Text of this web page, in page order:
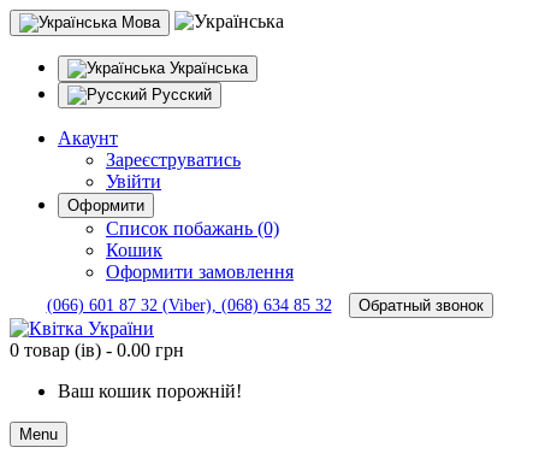
Мова
Українська
Русский
Акаунт
Зареєструватись
Увійти
Оформити
Список побажань (0)
Кошик
Оформити замовлення
(066) 601 87 32 (Viber), (068) 634 85 32 Обратный звонок
0 товар (ів) - 0.00 грн
Ваш кошик порожній!
Menu